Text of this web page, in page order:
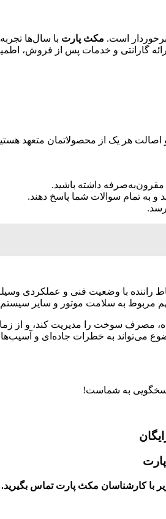
است. مکث پارت با سال‌ها
گارانتی و خدمات پس از فروش،
اصالت هر یک از محصولاتمان متعهد
مقرون‌به‌صرفه داشته باشید.
و به تمام سوالات شما پاسخ دهند.
راننده با وضعیت فنی و عملکردی
مربوط به سلامت موتور و سایر
مصرف سوخت را مدیریت کند، و از
می‌تواند به خطرات جاده‌ای و
به شماست!
با کارشناسان مکث پارت تماس بگیرید.